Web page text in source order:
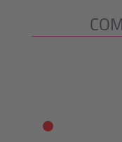
Ignorer la galerie